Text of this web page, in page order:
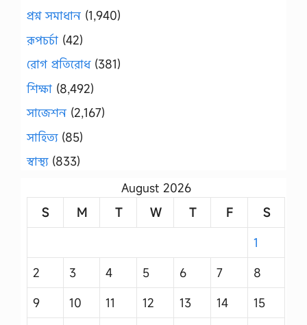
প্রশ্ন সমাধান (1,940)
রূপচর্চা (42)
রোগ প্রতিরোধ(381)
শিক্ষা (8,492)
সাজেশন (2,167)
সাহিত্য(85)
স্বাস্থ্য(833)
August 2026
S
M T W T F
S
1
2
3 4 5 6 7
8
9
10 11 12 13 14 15